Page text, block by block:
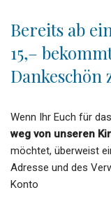
Bereits ab
15,–
Dankeschön
Wenn Ihr Euch für
weg von unseren
möchtet, überweist
Adresse und des
Konto